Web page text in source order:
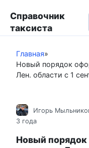
Справочник
таксиста
Главная»
Новый порядок
Лен. области с 1
Игорь
3 года
Новый